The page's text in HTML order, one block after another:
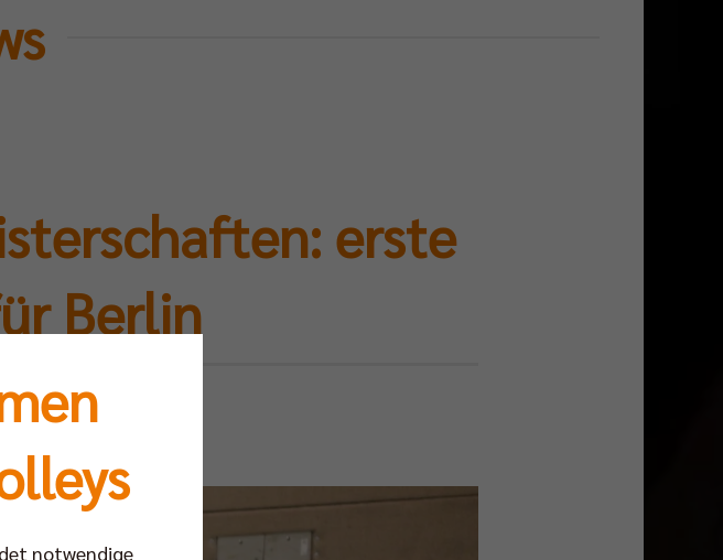
erste
Berlin
notwendige